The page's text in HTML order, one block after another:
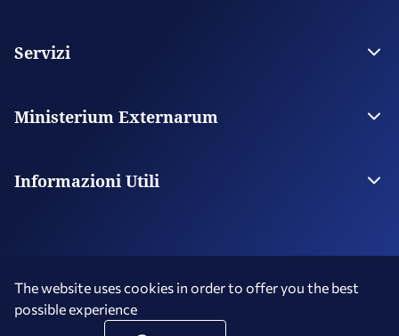
Contatti
Servizi
Servizi al cittadino
Digital Consular Services
Ministerium Externarum
Missiones nostrae transmarinae
Informazioni Utili
Terms of Use Social Media Policy
The website uses cookies in order to offer you the best
possible experience